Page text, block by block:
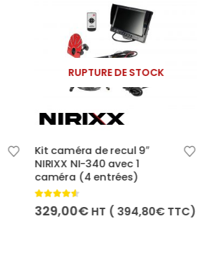
RUPTURE DE STOCK
Ce produit a plusieurs variations. Les options peuvent être choisies sur la page du produit
Kit caméra de recul 9″
NIRIXX NI-340 avec 1
caméra (4 entrées)
4.50out of 5
329,00€ HT ( 394,80€TTC)